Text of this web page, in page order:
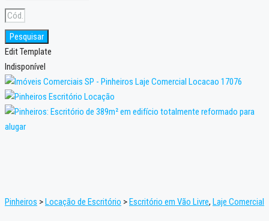
Pesquisar
Edit Template
Indisponível
Pinheiros >Locação de Escritório >Escritório em Vão Livre, Laje Comercial